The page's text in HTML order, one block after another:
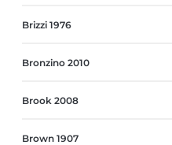
Brizzi 1976
Bronzino 2010
Brook 2008
Brown 1907